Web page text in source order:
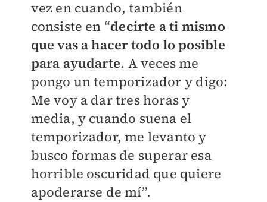
vez en cuando, también
consiste en “decirte a ti mismo
que vas a hacer todo lo posible
para ayudarte. A veces me
pongo un temporizador y digo:
Me voy a dar tres horas y
media, y cuando suena el
temporizador, me levanto y
busco formas de superar esa
horrible oscuridad que quiere
apoderarse de mí”.